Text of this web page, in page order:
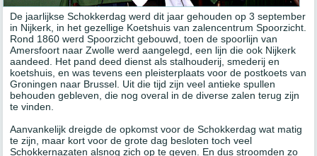
De jaarlijkse Schokkerdag werd dit jaar gehouden op 3 september
in Nijkerk, in het gezellige Koetshuis van zalencentrum Spoorzicht.
Rond 1860 werd Spoorzicht gebouwd, toen de spoorlijn van
Amersfoort naar Zwolle werd aangelegd, een lijn die ook Nijkerk
aandeed. Het pand deed dienst als stalhouderij, smederij en
koetshuis, en was tevens een pleisterplaats voor de postkoets van
Groningen naar Brussel. Uit die tijd zijn veel antieke spullen
behouden gebleven, die nog overal in de diverse zalen terug zijn
te vinden.
Aanvankelijk dreigde de opkomst voor de Schokkerdag wat matig
te zijn, maar kort voor de grote dag besloten toch veel
Schokkernazaten alsnog zich op te geven. En dus stroomden zo